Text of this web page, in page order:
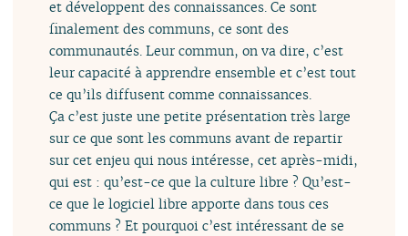
et développent des connaissances. Ce sont
finalement des communs, ce sont des
communautés. Leur commun, on va dire, c’est
leur capacité à apprendre ensemble et c’est tout
ce qu’ils diffusent comme connaissances.
Ça c’est juste une petite présentation très large
sur ce que sont les communs avant de repartir
sur cet enjeu qui nous intéresse, cet après-midi,
qui est : qu’est-ce que la culture libre ? Qu’est-
ce que le logiciel libre apporte dans tous ces
communs ? Et pourquoi c’est intéressant de se